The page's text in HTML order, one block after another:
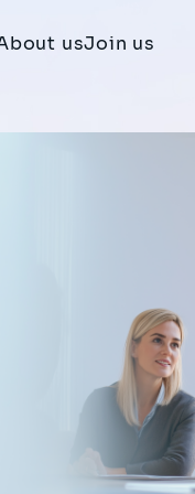
usJoin us